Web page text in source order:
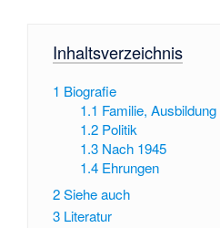
Inhaltsverzeichnis
1 Biografie
1.1 Familie,
1.2 Politik
1.3 Nach 1945
1.4 Ehrungen
2Siehe auch
3 Literatur